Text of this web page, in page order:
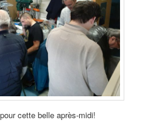
cette belle après-midi!